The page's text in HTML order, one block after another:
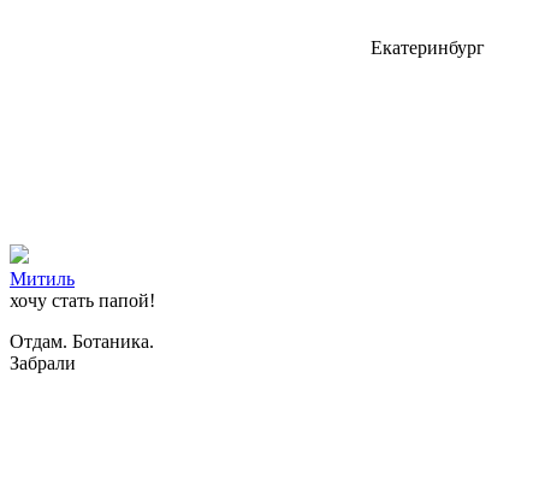
Екатеринбург
Митиль
хочу стать папой!
Отдам. Ботаника.
Забрали